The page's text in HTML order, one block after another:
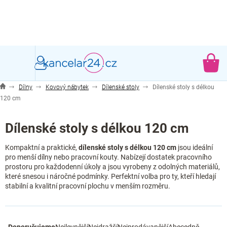
Dílny Kovový nábytek Dílenské stoly
Dílenské stoly s délkou
120 cm
Dílenské stoly s délkou 120 cm
Kompaktní a praktické, dílenské stoly s délkou 120 cm jsou ideální
pro menší dílny nebo pracovní kouty. Nabízejí dostatek pracovního
prostoru pro každodenní úkoly a jsou vyrobeny z odolných materiálů,
které snesou i náročné podmínky. Perfektní volba pro ty, kteří hledají
stabilní a kvalitní pracovní plochu v menším rozměru.